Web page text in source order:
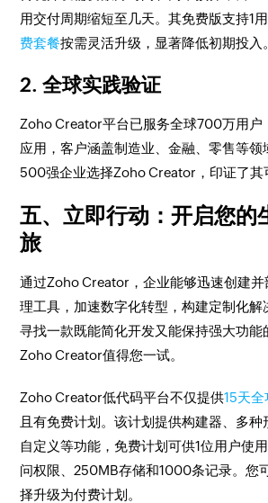
用交付周期缩短至几天。其免费版支持1
费套餐按需灵活升级，显著降低初期投入。
2. 全球实践验证
Zoho Creator平台已服务全球700万用户
应用，客户涵盖制造业、金融、零售等
500强企业选择Zoho Creator，印证了其
五、立即行动：开启您的
旅
通过Zoho Creator，企业能够迅速创建并
理工具，加速数字化转型，构建定制化解
寻找一款既能简化开发又能保持强大功能
Zoho Creator值得您一试。
Zoho Creator低代码平台不仅提供15天
且有免费计划。该计划提供构建器、多种
自定义等功能，免费计划可供1位用户使
问权限、250MB存储和1000条记录。您
择升级为付费计划。